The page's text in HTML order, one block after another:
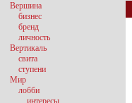
Вершина
бизнес
бренд
личность
Вертикаль
свита
ступени
Мир
лобби
интересы